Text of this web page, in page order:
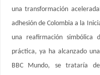
una transformación
adhesión de Colombia a la
una reafirmación
práctica, ya ha alcanzado
BBC Mundo, se trataría